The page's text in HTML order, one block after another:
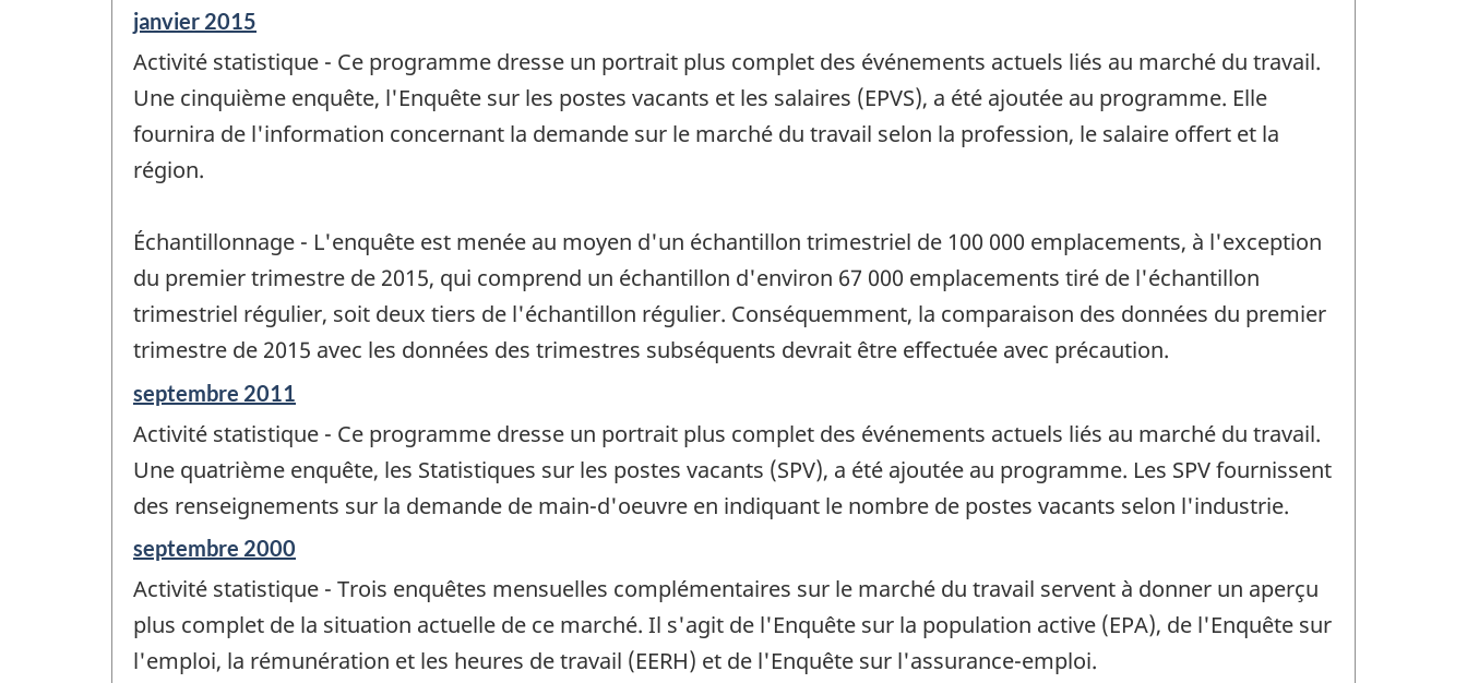
Période
référence
de
changement
-
janvier 2015
Activité statistique - Ce programme dresse un portrait plus complet des événements actuels liés au marché du travail.
Une cinquième enquête, l'Enquête sur les postes vacants et les salaires (EPVS), a été ajoutée au programme. Elle
fournira de l'information concernant la demande sur le marché du travail selon la profession, le salaire offert et la
région.
Échantillonnage - L'enquête est menée au moyen d'un échantillon trimestriel de 100 000 emplacements, à l'exception
du premier trimestre de 2015, qui comprend un échantillon d'environ 67 000 emplacements tiré de l'échantillon
trimestriel régulier, soit deux tiers de l'échantillon régulier. Conséquemment, la comparaison des données du premier
trimestre de 2015 avec les données des trimestres subséquents devrait être effectuée avec précaution.
Période
référence
de
changement
-
septembre 2011
Activité statistique - Ce programme dresse un portrait plus complet des événements actuels liés au marché du travail.
Une quatrième enquête, les Statistiques sur les postes vacants (SPV), a été ajoutée au programme. Les SPV fournissent
des renseignements sur la demande de main-d'oeuvre en indiquant le nombre de postes vacants selon l'industrie.
Période
référence
de
changement
-
septembre 2000
Activité statistique - Trois enquêtes mensuelles complémentaires sur le marché du travail servent à donner un aperçu
plus complet de la situation actuelle de ce marché. Il s'agit de l'Enquête sur la population active (EPA), de l'Enquête sur
l'emploi, la rémunération et les heures de travail (EERH) et de l'Enquête sur l'assurance-emploi.